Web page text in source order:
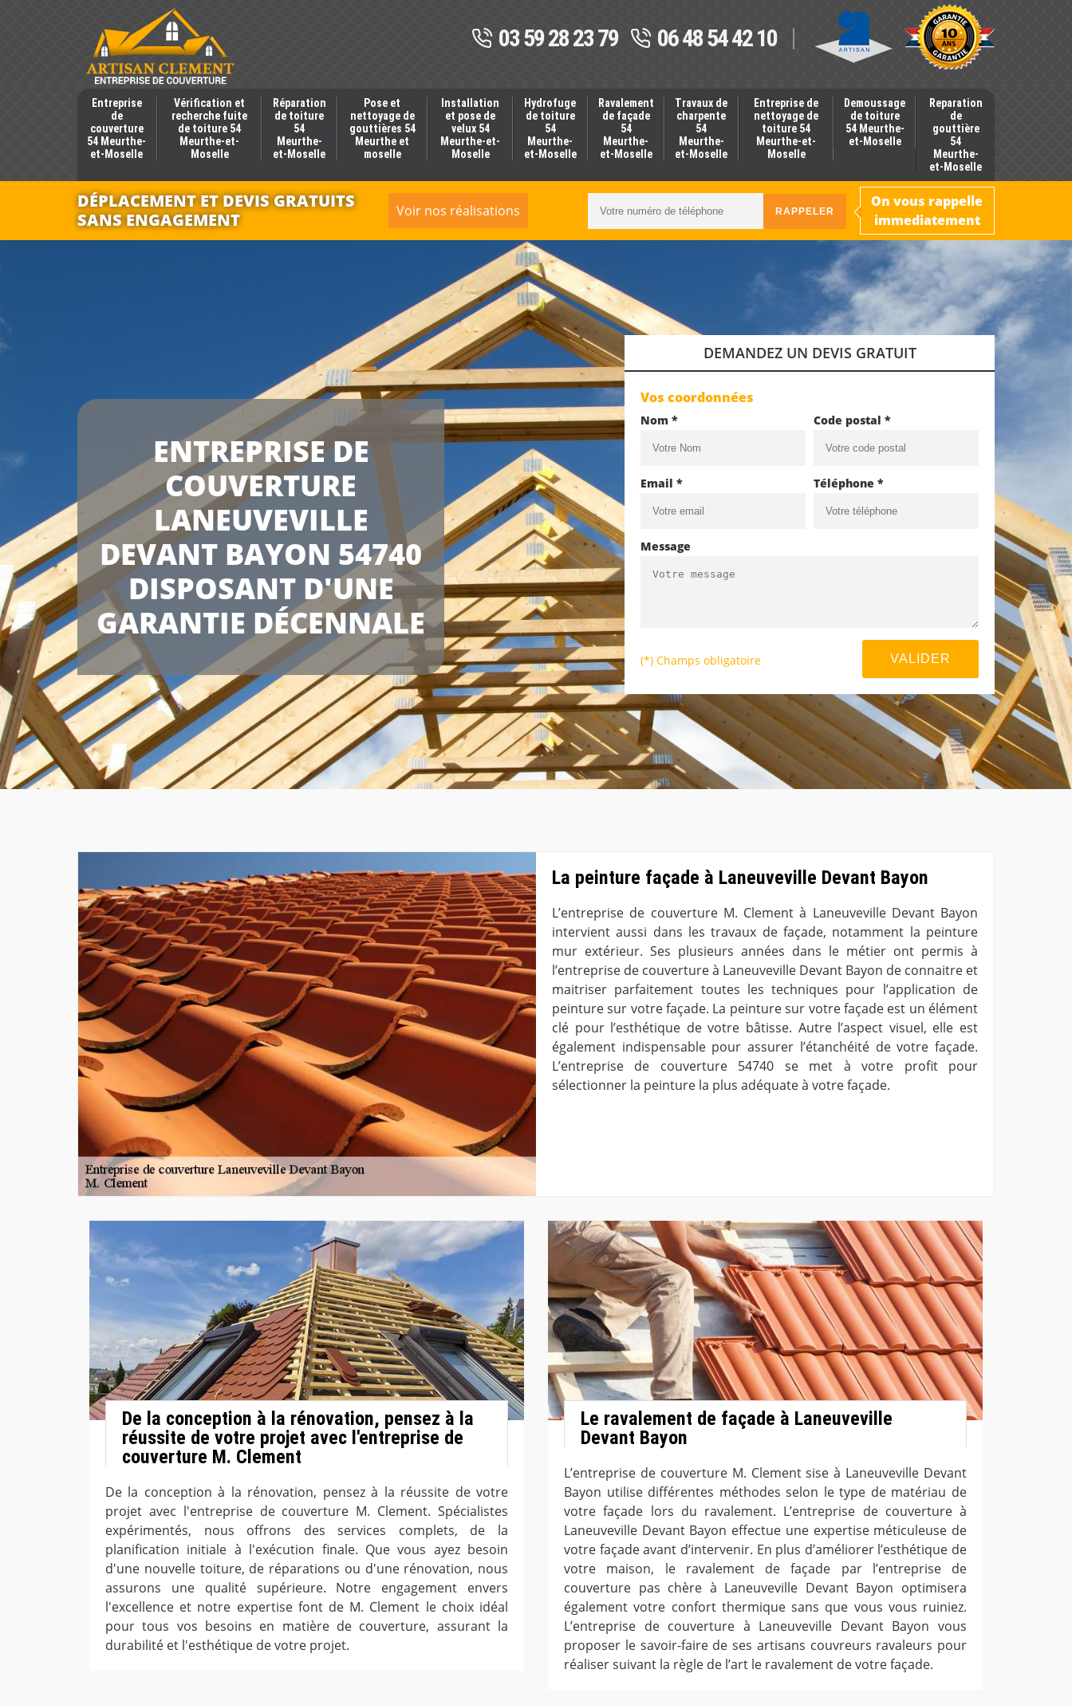
03 59 28 23 79 06 48 54 42 10
Entreprise
de
couverture
54 Meurthe-
et-Moselle
Vérification et
recherche fuite
de toiture 54
Meurthe-et-
Moselle
Réparation
de toiture
54
Meurthe-
et-Moselle
Pose et
nettoyage de
gouttières 54
Meurthe et
moselle
Installation
et pose de
velux 54
Meurthe-et-
Moselle
Hydrofuge
de toiture
54
Meurthe-
et-Moselle
Ravalement
de façade
54
Meurthe-
et-Moselle
Travaux de
charpente
54
Meurthe-
et-Moselle
Entreprise de
nettoyage de
toiture 54
Meurthe-et-
Moselle
Demoussage
de toiture
54 Meurthe-
et-Moselle
Reparation
de
gouttière
54
Meurthe-
et-Moselle
DÉPLACEMENT ET DEVIS GRATUITS
SANS ENGAGEMENT
Voir nos réalisations
On vous rappelle
immediatement
ENTREPRISE DE
COUVERTURE
LANEUVEVILLE
DEVANT BAYON 54740
DISPOSANT D'UNE
GARANTIE DÉCENNALE
DEMANDEZ UN DEVIS GRATUIT
Vos coordonnées
Nom * Code postal *
Email * Téléphone *
Message
(*) Champs obligatoire
La peinture façade à Laneuveville Devant Bayon
L’entreprise de couverture M. Clement à Laneuveville Devant Bayon
intervient aussi dans les travaux de façade, notamment la peinture
mur extérieur. Ses plusieurs années dans le métier ont permis à
l’entreprise de couverture à Laneuveville Devant Bayon de connaitre et
maitriser parfaitement toutes les techniques pour l’application de
peinture sur votre façade. La peinture sur votre façade est un élément
clé pour l’esthétique de votre bâtisse. Autre l’aspect visuel, elle est
également indispensable pour assurer l’étanchéité de votre façade.
L’entreprise de couverture 54740 se met à votre profit pour
sélectionner la peinture la plus adéquate à votre façade.
De la conception à la rénovation, pensez à la
réussite de votre projet avec l'entreprise de
couverture M. Clement
De la conception à la rénovation, pensez à la réussite de votre
projet avec l'entreprise de couverture M. Clement. Spécialistes
expérimentés, nous offrons des services complets, de la
planification initiale à l'exécution finale. Que vous ayez besoin
d'une nouvelle toiture, de réparations ou d'une rénovation, nous
assurons une qualité supérieure. Notre engagement envers
l'excellence et notre expertise font de M. Clement le choix idéal
pour tous vos besoins en matière de couverture, assurant la
durabilité et l'esthétique de votre projet.
Le ravalement de façade à Laneuveville
Devant Bayon
L’entreprise de couverture M. Clement sise à Laneuveville Devant
Bayon utilise différentes méthodes selon le type de matériau de
votre façade lors du ravalement. L’entreprise de couverture à
Laneuveville Devant Bayon effectue une expertise méticuleuse de
votre façade avant d’intervenir. En plus d’améliorer l’esthétique de
votre maison, le ravalement de façade par l’entreprise de
couverture pas chère à Laneuveville Devant Bayon optimisera
également votre confort thermique sans que vous vous ruiniez.
L’entreprise de couverture à Laneuveville Devant Bayon vous
proposer le savoir-faire de ses artisans couvreurs ravaleurs pour
réaliser suivant la règle de l’art le ravalement de votre façade.